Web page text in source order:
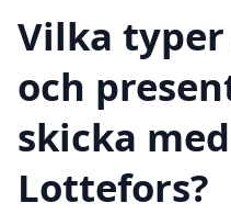
Vilka
och
skicka
Lottefors?